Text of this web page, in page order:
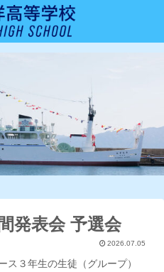
発表会 予選会
2026.07.05
３年生の生徒（グループ）